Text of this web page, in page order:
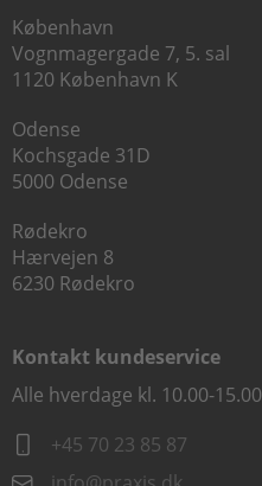
København
Vognmagergade 7, 5. sal
1120 København K
Odense
Kochsgade 31D
5000 Odense
Rødekro
Hærvejen 8
6230 Rødekro
Kontakt kundeservice
Alle hverdage kl. 10.00-15.00
+45 70 23 85 87